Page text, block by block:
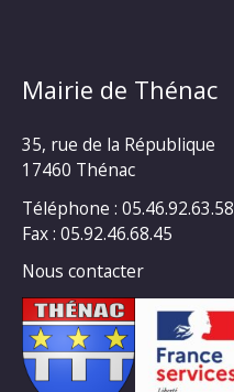
Mairie de Thénac
35, rue de la République
17460 Thénac
Téléphone : 05.46.92.63.58
Fax : 05.92.46.68.45
Nous contacter